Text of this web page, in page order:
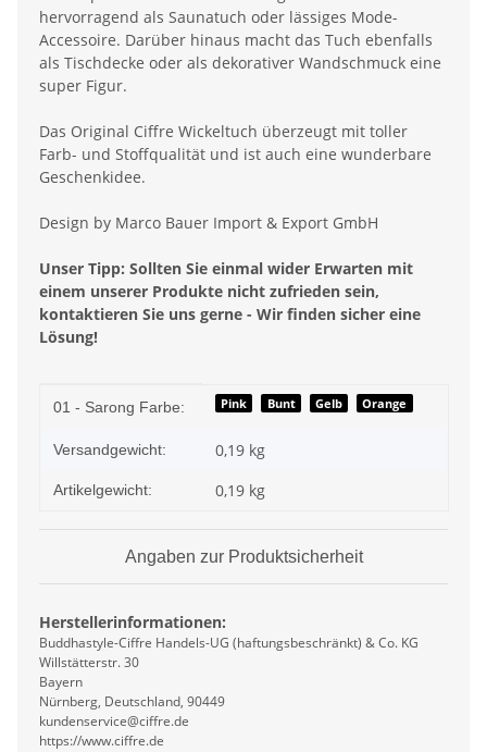
hervorragend als Saunatuch oder lässiges Mode-
Accessoire. Darüber hinaus macht das Tuch ebenfalls
als Tischdecke oder als dekorativer Wandschmuck eine
super Figur.
Das Original Ciffre Wickeltuch überzeugt mit toller
Farb- und Stoffqualität und ist auch eine wunderbare
Geschenkidee.
Design by Marco Bauer Import & Export GmbH
Unser Tipp: Sollten Sie einmal wider Erwarten mit
einem unserer Produkte nicht zufrieden sein,
kontaktieren Sie uns gerne - Wir finden sicher eine
Lösung!
Produkteigenschaft
Wert
01 - Sarong Farbe: Pink Bunt Gelb Orange
Versandgewicht: 0,19 kg
Artikelgewicht: 0,19 kg
Angaben zur Produktsicherheit
Herstellerinformationen:
Buddhastyle-Ciffre Handels-UG (haftungsbeschränkt) & Co. KG
Willstätterstr. 30
Bayern
Nürnberg, Deutschland, 90449
kundenservice@ciffre.de
https://www.ciffre.de